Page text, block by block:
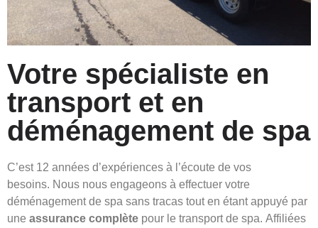
Votre spécialiste en
transport et en
déménagement de spa
C’est 12 années d’expériences à l’écoute de vos
besoins. Nous nous engageons à effectuer votre
déménagement de spa sans tracas tout en étant appuyé par
une assurance complète pour le transport de spa. Affiliées